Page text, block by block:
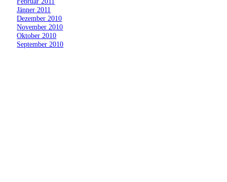
»Jänner 2011
»Dezember 2010
»November 2010
»Oktober 2010
September 2010